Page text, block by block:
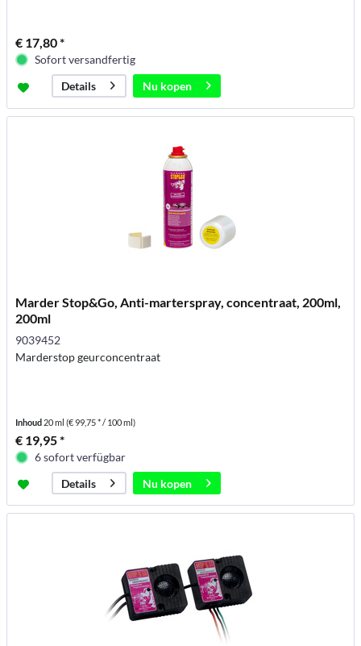
€ 17,80 *
Sofort versandfertig
Details
Nu kopen
Marder Stop&Go, Anti-marterspray, concentraat, 200ml,
200ml
9039452
Marderstop geurconcentraat
Inhoud 20 ml(€ 99,75 * / 100 ml)
€ 19,95 *
6 sofort verfügbar
Details
Nu kopen